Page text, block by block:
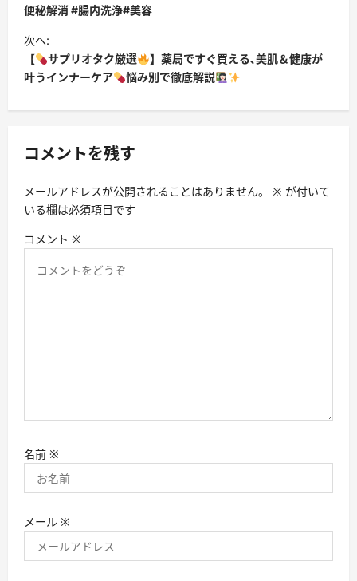
ナ
ビ
ゲ
ー
シ
ン
便秘解消 #腸内洗浄#美容
次へ:
【
サプリオタク厳選
】薬局ですぐ買える､美肌＆健康が
叶うインナーケア
悩み別で徹底解説
コメントを残す
メールアドレスが公開されることはありません。 ※ が付いて
いる欄は必須項目です
コメント ※
名前 ※
メール ※